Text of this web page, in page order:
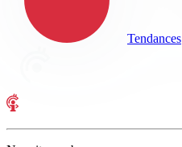
Tendances